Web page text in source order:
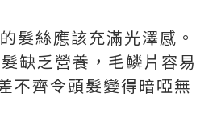
髮絲應該充滿光澤感。
缺乏營養，毛鱗片容易
不齊令頭髮變得暗啞無